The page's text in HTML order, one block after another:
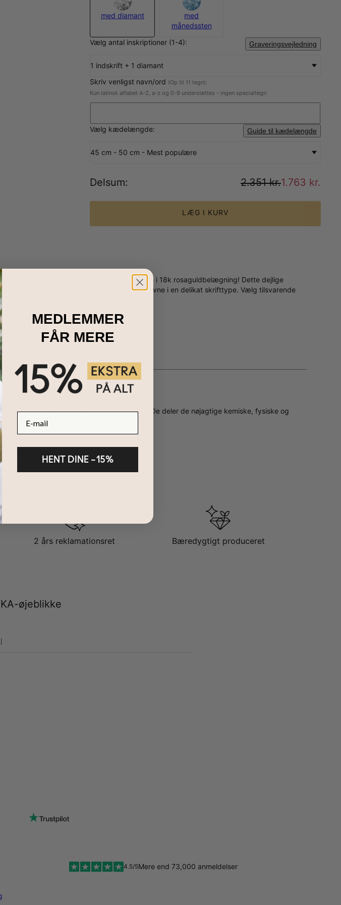
med diamant
med
månedssten
Vælg antal inskriptioner (1-4):
Graveringsvejledning
1 indskrift + 1 diamant
Skriv venligst navn/ord (Op til 11 tegn):
Kun latinsk alfabet A-Z, a-z og 0-9 understøttes - ingen specialtegn
Vælg kædelængde: Guide til kædelængde
45 cm - 50 cm - Mest populære
Delsum: 2.351 kr.1.763 kr.
LÆG I KURV
Ella hjertehalskæde med diamant og navne i 18k rosaguldbelægning! Dette dejlige
en klassiker og er tilpasset med op til fire navne i en delikat skrifttype. Vælg tilsvarende
autentiske som dem, der mines fra jorden? De deler de nøjagtige kemiske, fysiske og
fra hinanden i deres skønhed og brillans.
2 års reklamationsret Bæredygtigt produceret
øjeblikke
4.5/5Mere end 73,000 anmeldelser
MEDLEMMER
FÅR MERE
HENT DINE –15%